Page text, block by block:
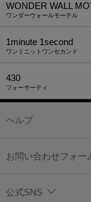
WONDER WALL
ワンダーウォールモーテル
1minute​ 1second
ワンミニットワンセカンド
430
フォーサーティ
ヘルプ
お問い合わせフォー
公式SNS